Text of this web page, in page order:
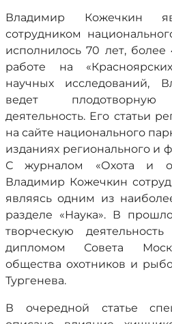
Владимир Кожечкин
сотрудником
исполнилось 70 лет,
работе на
научных исследований,
ведет плодотворную
деятельность. Его статьи
на сайте национального
изданиях регионального и
С журналом «Охота и
Владимир Кожечкин
являясь одним из
разделе «Наука». В
творческую
дипломом Совета
общества охотников и
Тургенева.
В очередной статье